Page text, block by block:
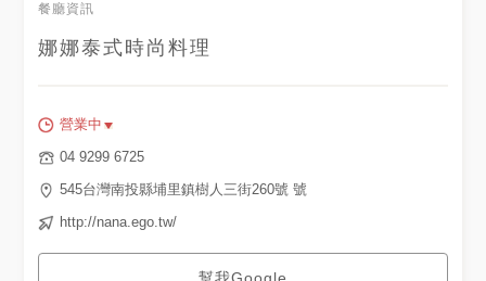
餐廳資訊
娜娜泰式時尚料理
營業中
04 9299 6725
545台灣南投縣埔里鎮樹人三街260號 號
http://nana.ego.tw/